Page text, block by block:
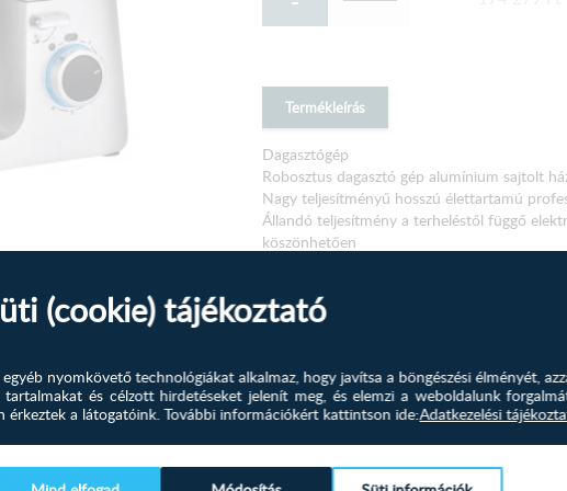
Termékleírás
Dagasztógép
Robosztus dagasztó gép alumínium sajtolt
Nagy teljesítményű hosszú élettartamú
Állandó teljesítmény a terheléstől függő
köszönhetően
Világító forgó kezelőszervek
Nagy, 6,7 literes rozsdamentes acél tál max.
Átlátszó fröccsenésvédő fedél utántöltő
Biztonsági kör - a gép leáll, amikor a kart
Alumínium sajtolt keverőhorog
Nagy stabilitás
(cookie) tájékoztató
nyomkövető technológiákat alkalmaz, hogy javítsa a böngészési élményét,
tartalmakat és célzott hirdetéseket jelenít meg, és elemzi a weboldalunk
a látogatóink. További információkért kattintson ide:Adatkezelési